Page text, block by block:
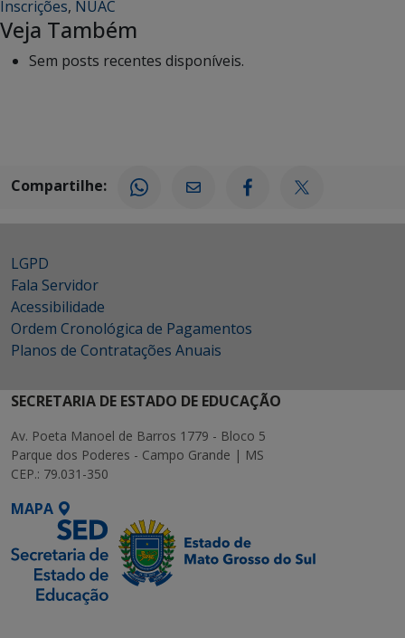
Inscrições, NUAC
Veja Também
Sem posts recentes disponíveis.
Compartilhe:
LGPD
Fala Servidor
Acessibilidade
Ordem Cronológica de Pagamentos
Planos de Contratações Anuais
SECRETARIA DE ESTADO DE EDUCAÇÃO
Av. Poeta Manoel de Barros 1779 - Bloco 5
Parque dos Poderes - Campo Grande | MS
CEP.: 79.031-350
MAPA